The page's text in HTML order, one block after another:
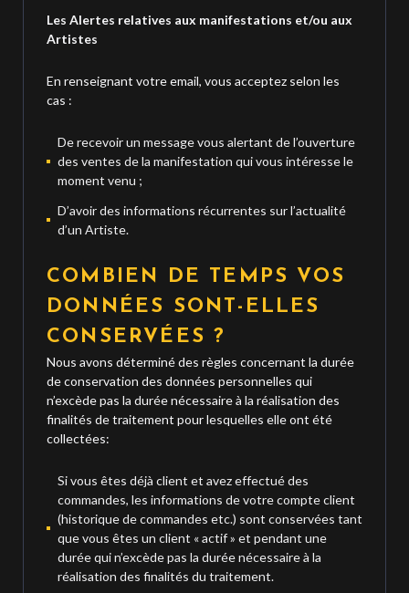
Les Alertes relatives aux manifestations et/ou aux
Artistes
En renseignant votre email, vous acceptez selon les
cas :
De recevoir un message vous alertant de l’ouverture
des ventes de la manifestation qui vous intéresse le
moment venu ;
D’avoir des informations récurrentes sur l’actualité
d’un Artiste.
COMBIEN DE TEMPS VOS
DONNÉES SONT-ELLES
CONSERVÉES ?
Nous avons déterminé des règles concernant la durée
de conservation des données personnelles qui
n’excède pas la durée nécessaire à la réalisation des
finalités de traitement pour lesquelles elle ont été
collectées:
Si vous êtes déjà client et avez effectué des
commandes, les informations de votre compte client
(historique de commandes etc.) sont conservées tant
que vous êtes un client « actif » et pendant une
durée qui n’excède pas la durée nécessaire à la
réalisation des finalités du traitement.